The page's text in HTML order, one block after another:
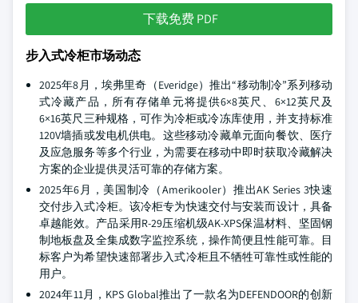
下载免费 PDF
步入式冷柜市场动态
2025年8月，埃弗里奇（Everidge）推出“移动制冷”系列移动
式冷藏产品，所有存储单元将提供6×8英尺、6×12英尺及
6×16英尺三种规格，可作为冷柜或冷冻库使用，并支持标准
120V墙插或发电机供电。这些移动冷藏单元面向餐饮、医疗
及应急服务等多个行业，为需要在移动中即时获取冷藏解决
方案的企业提供灵活可靠的存储方案。
2025年6月，美国制冷（Amerikooler）推出AK Series 3快速
交付步入式冷柜。该冷柜专为快速交付与安装而设计，具备
卓越能效。产品采用R-29压缩机级AK-XPS保温材料、坚固钢
制地板盘及全集成数字监控系统，操作简便且性能可靠。目
标客户为希望快速部署步入式冷柜且不牺牲可靠性或性能的
用户。
2024年11月，KPS Global推出了一款名为DEFENDOOR的创新